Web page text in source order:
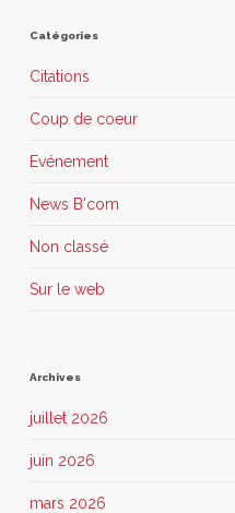
Catégories
Citations
Coup de coeur
Evénement
News B'com
Non classé
Sur le web
Archives
juillet 2026
juin 2026
mars 2026